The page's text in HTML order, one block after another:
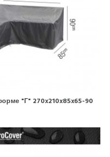
"Г" 270x210x85x65-90